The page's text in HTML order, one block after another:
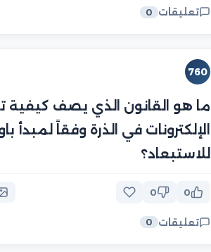
تعليقات 0
760
ما هو القانون الذي يصف كيفية
الإلكترونات في الذرة وفقاً لمبدأ
للاستبعاد؟
0
0
تعليقات 0